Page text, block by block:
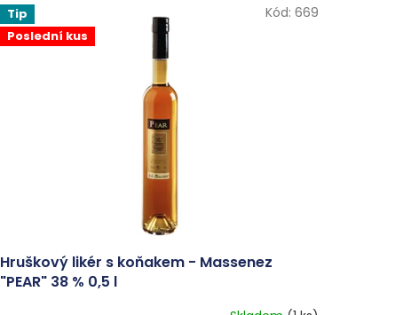
Tip
Poslední kus
Hruškový likér s koňakem - Massenez
"PEAR" 38 % 0,5 l
Kód: 669